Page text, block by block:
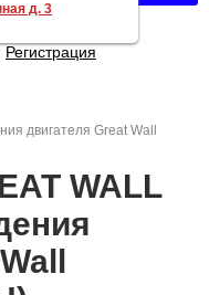
Регистрация
двигателя Great Wall
WALL
д. 3